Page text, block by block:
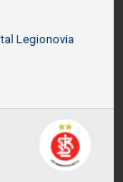
Legionovia